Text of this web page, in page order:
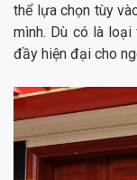
thể lựa chọn tùy
mình. Dù có là
đầy hiện đại cho